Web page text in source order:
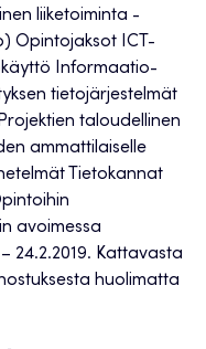
liiketoiminta -
Opintojaksot ICT-
Informaatio-
tietojärjestelmät
taloudellinen
ammattilaiselle
Tietokannat
avoimessa
24.2.2019. Kattavasta
huolimatta